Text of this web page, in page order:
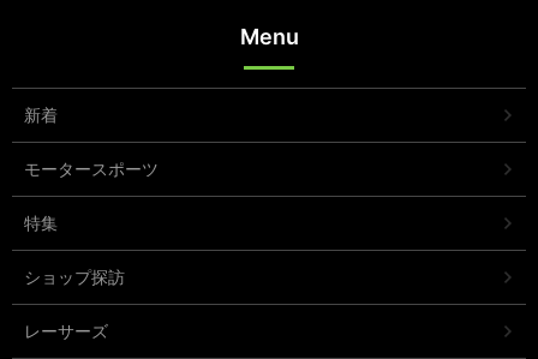
Menu
新着
モータースポーツ
特集
ショップ探訪
レーサーズ